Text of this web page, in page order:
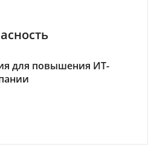
для повышения ИТ-